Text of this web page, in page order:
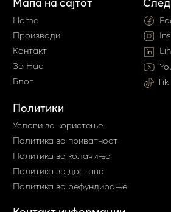
Home
Производи
Контакт
За Нас
Блог
Политики
Услови за користење
Политика за приватност
Политика за колачиња
Политика за достава
Политика за рефундирање
Tik